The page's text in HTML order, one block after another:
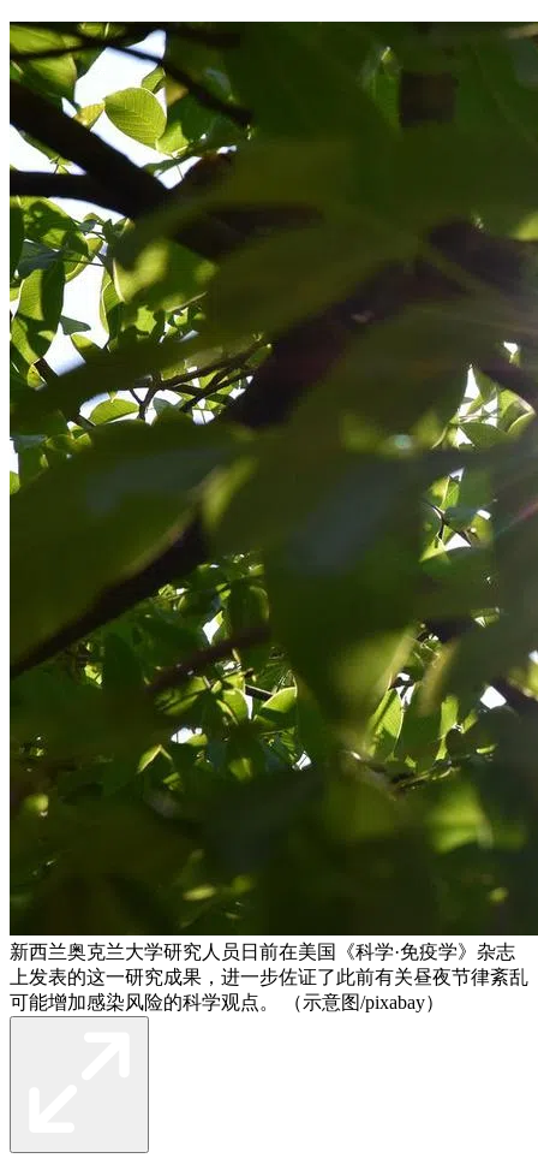
新西兰奥克兰大学研究人员日前在美国《科学·免疫学》杂志
上发表的这一研究成果，进一步佐证了此前有关昼夜节律紊乱
可能增加感染风险的科学观点。 （示意图/pixabay）